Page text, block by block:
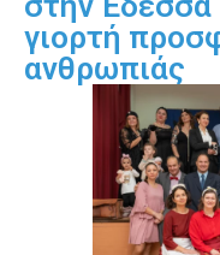
γιορτή
ανθρωπιάς